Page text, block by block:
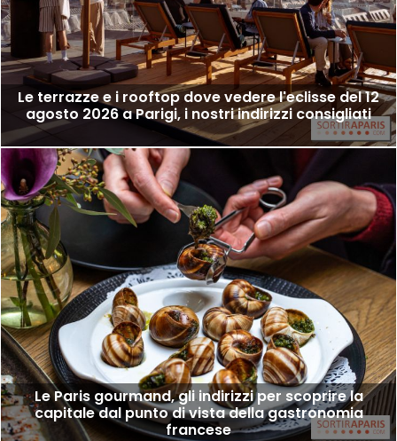
Le terrazze e i rooftop dove vedere l'eclisse del 12
agosto 2026 a Parigi, i nostri indirizzi consigliati
Le Paris gourmand, gli indirizzi per scoprire la
capitale dal punto di vista della gastronomia
francese